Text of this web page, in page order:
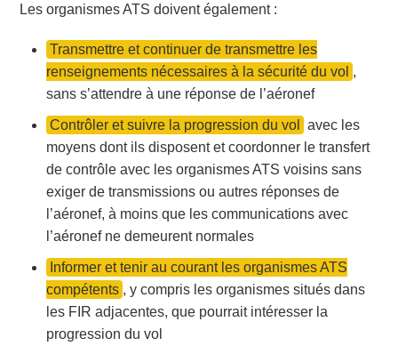
Les organismes ATS doivent également :
Transmettre et continuer de transmettre les
renseignements nécessaires à la sécurité du vol ,
sans s’attendre à une réponse de l’aéronef
Contrôler et suivre la progression du vol
avec les
moyens dont ils disposent et coordonner le transfert
de contrôle avec les organismes ATS voisins sans
exiger de transmissions ou autres réponses de
l’aéronef, à moins que les communications avec
l’aéronef ne demeurent normales
Informer et tenir au courant les organismes ATS
compétents , y compris les organismes situés dans
les FIR adjacentes, que pourrait intéresser la
progression du vol